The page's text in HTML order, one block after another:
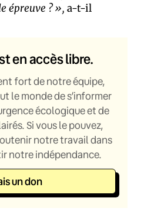
épreuve ? », a-t-il
en accès libre.
fort de notre équipe,
le monde de s’informer
écologique et de
Si vous le pouvez,
notre travail dans
notre indépendance.
un don